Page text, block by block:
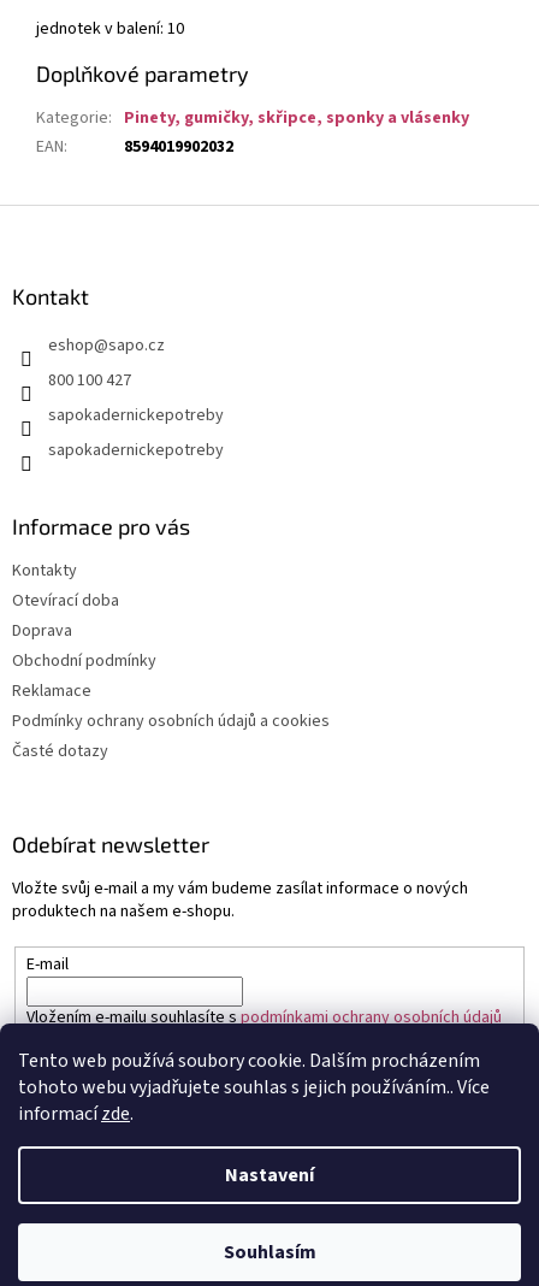
Tento web používá soubory cookie. Dalším procházením
tohoto webu vyjadřujete souhlas s jejich používáním.. Více
informacízde.
Nastavení
Souhlasím
jednotek v balení: 10
Doplňkové parametry
Kategorie: Pinety, gumičky, skřipce, sponky a vlásenky
EAN: 8594019902032
Kontakt
eshop@sapo.cz
800 100 427
sapokadernickepotreby
sapokadernickepotreby
Informace pro vás
Kontakty
Otevírací doba
Doprava
Obchodní podmínky
Reklamace
Podmínky ochrany osobních údajů a cookies
Časté dotazy
Odebírat newsletter
Vložte svůj e-mail a my vám budeme zasílat informace o nových
produktech na našem e-shopu.
E-mail
Vložením e-mailu souhlasíte spodmínkami ochrany osobních údajů
PŘIHLÁSIT SE
Vytvořil Shoptet
Sapo.cz. Všechna práva vyhrazena.